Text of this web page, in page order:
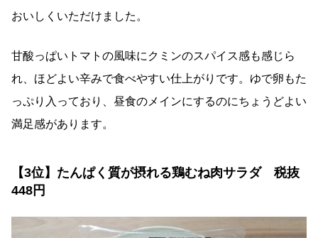
おいしくいただけました。
甘酸っぱいトマトの風味にクミンのスパイス感も感じら
れ、ほどよい辛みで食べやすい仕上がりです。ゆで卵もた
っぷり入っており、昼食のメインにするのにちょうどよい
満足感があります。
【3位】たんぱく質が摂れる鶏むね肉サラダ 税抜
448円